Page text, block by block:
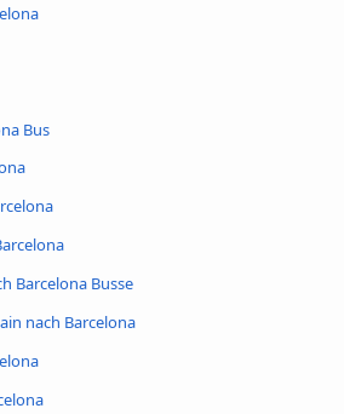
Bus
Barcelona Busse
nach Barcelona